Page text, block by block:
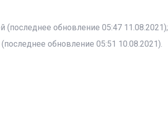
(последнее обновление 05:47 11.08.2021);
обновление 05:51 10.08.2021).